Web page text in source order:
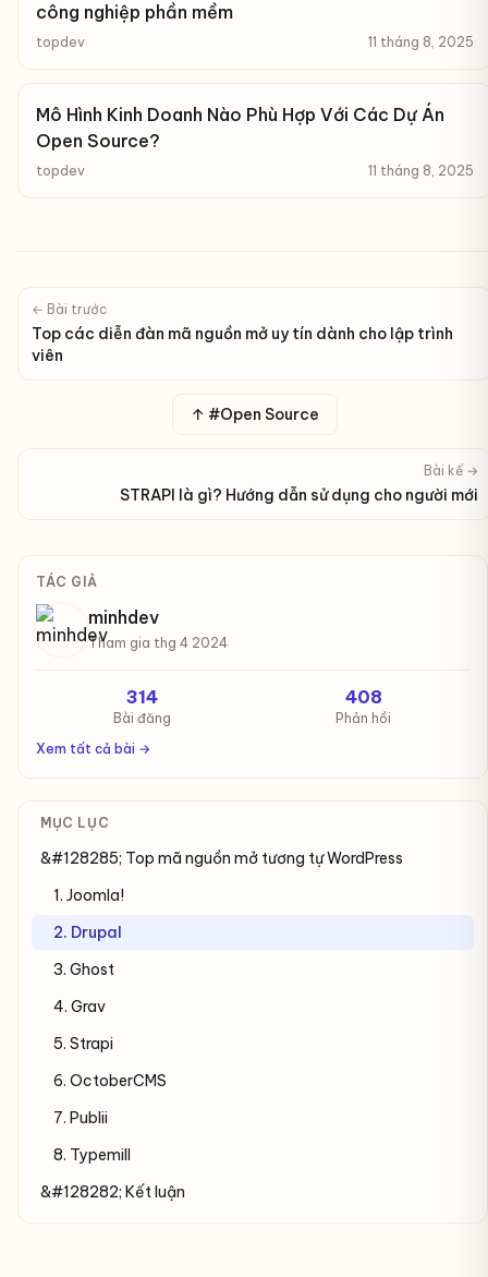
công nghiệp phần mềm
topdev 11 tháng 8, 2025
Mô Hình Kinh Doanh Nào Phù Hợp Với Các Dự Án
Open Source?
topdev 11 tháng 8, 2025
← Bài trước
Top các diễn đàn mã nguồn mở uy tín dành cho lập trình
viên
↑ #Open Source
Bài kế →
STRAPI là gì? Hướng dẫn sử dụng cho người mới
TÁC GIẢ
minhdev
Tham gia thg 4 2024
314
Bài đăng
408
Phản hồi
Xem tất cả bài →
MỤC LỤC
&#128285; Top mã nguồn mở tương tự WordPress
1. Joomla!
2. Drupal
3. Ghost
4. Grav
5. Strapi
6. OctoberCMS
7. Publii
8. Typemill
&#128282; Kết luận